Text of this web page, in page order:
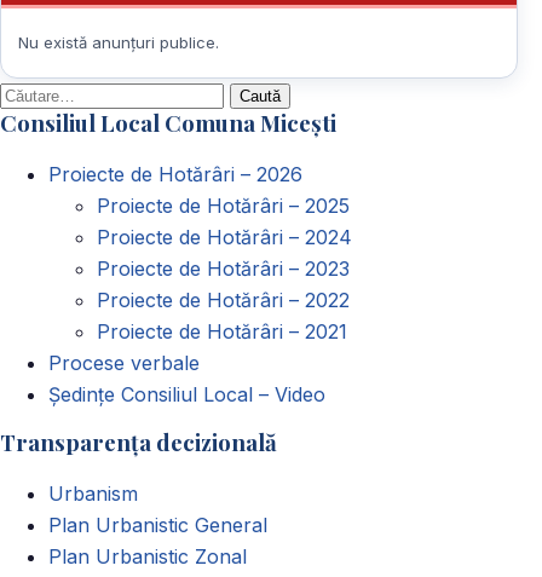
Nu există anunțuri publice.
Caută
după:
Consiliul Local Comuna Micești
Proiecte de Hotărâri – 2026
Proiecte de Hotărâri – 2025
Proiecte de Hotărâri – 2024
Proiecte de Hotărâri – 2023
Proiecte de Hotărâri – 2022
Proiecte de Hotărâri – 2021
Procese verbale
Ședințe Consiliul Local – Video
Transparența decizională
Urbanism
Plan Urbanistic General
Plan Urbanistic Zonal